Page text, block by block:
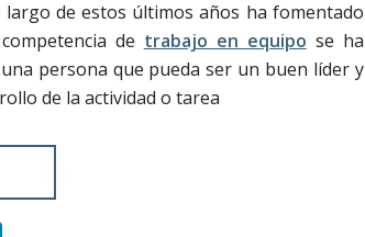
de estos últimos años ha fomentado
de trabajo en equipo se ha
persona que pueda ser un buen líder y
de la actividad o tarea